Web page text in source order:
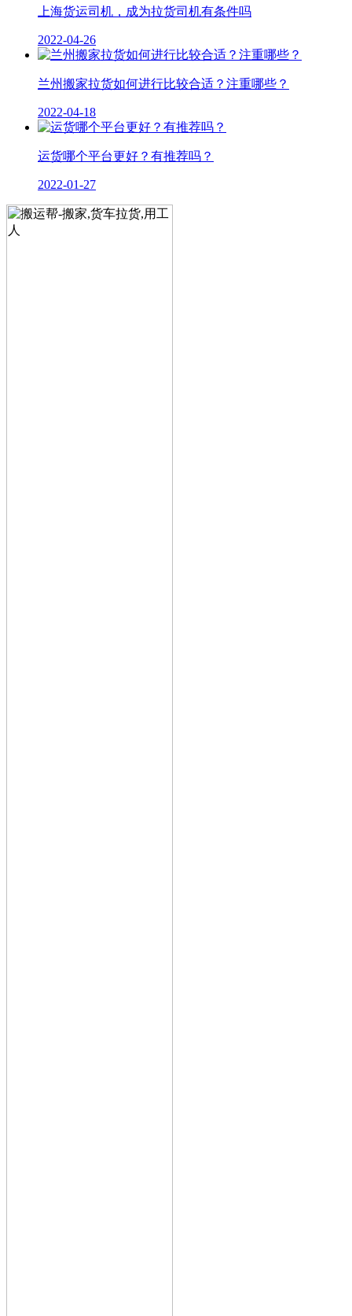
上海货运司机，成为拉货司机有条件吗
2022-04-26
兰州搬家拉货如何进行比较合适？注重哪些？
2022-04-18
运货哪个平台更好？有推荐吗？
2022-01-27